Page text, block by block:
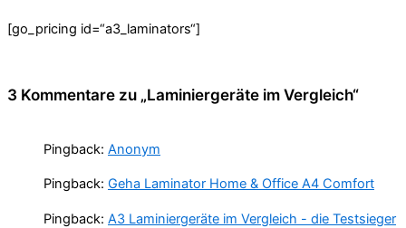
[go_pricing id=“a3_laminators“]
3 Kommentare zu „Laminiergeräte im Vergleich“
Pingback: Anonym
Pingback: Geha Laminator Home & Office A4 Comfort
Pingback: A3 Laminiergeräte im Vergleich - die Testsieger